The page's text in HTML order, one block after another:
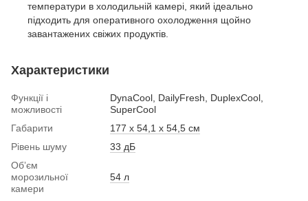
температури в холодильній камері, який ідеально
підходить для оперативного охолодження щойно
завантажених свіжих продуктів.
Характеристики
Функції і
можливості
DynaCool, DailyFresh, DuplexCool,
SuperCool
Габарити
177 х 54,1 х 54,5 см
Рівень шуму
33 дБ
Обʼєм
морозильної
камери
54 л